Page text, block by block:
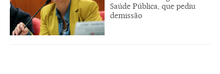
Saúde Pública, que pediu
demissão